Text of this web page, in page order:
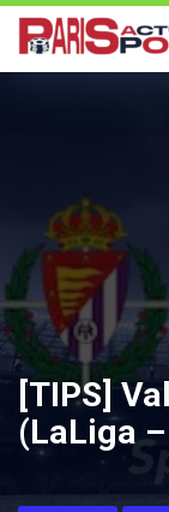
[TIPS]
(LaLiga